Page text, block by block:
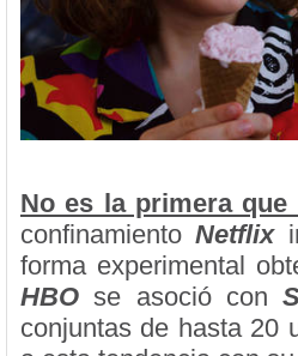
No es la primera
confinamientoNetflix
forma experimental
HBOse asoció con
conjuntas de hasta 20